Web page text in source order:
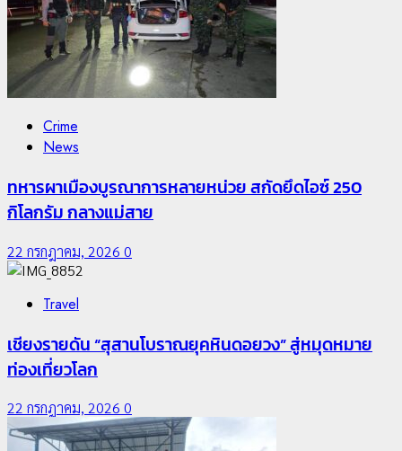
1
Chiangrai Municipality
Study
เลขาธิการ ป.ป.ส. ชื่นชมโรงเรียนเทศบาล 7 ฝั่งหมิ่น
ต้นแบบพัฒนา EF สร้างภูมิคุ้มกันยาเสพติด
22 กรกฎาคม, 20260
2
Crime
News
ทหารผาเมืองบูรณาการหลายหน่วย สกัดยึดไอซ์ 250
กิโลกรัม กลางแม่สาย
22 กรกฎาคม, 2026 0
Travel
เชียงรายดัน “สุสานโบราณยุคหินดอยวง” สู่หมุดหมาย
ท่องเที่ยวโลก
22 กรกฎาคม, 2026 0